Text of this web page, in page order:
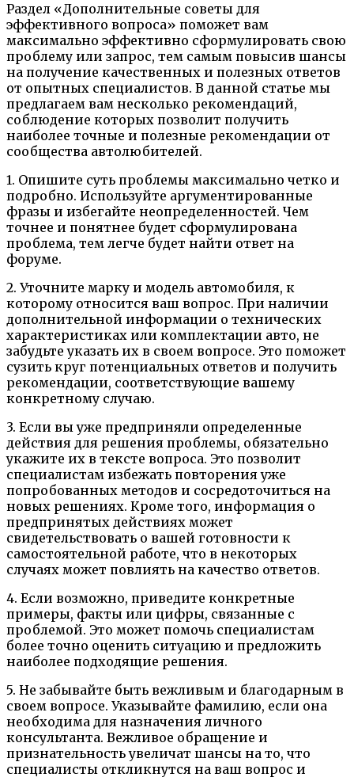
Раздел «Дополнительные советы для
эффективного вопроса» поможет вам
максимально эффективно сформулировать свою
проблему или запрос, тем самым повысив шансы
на получение качественных и полезных ответов
от опытных специалистов. В данной статье мы
предлагаем вам несколько рекомендаций,
соблюдение которых позволит получить
наиболее точные и полезные рекомендации от
сообщества автолюбителей.
1. Опишите суть проблемы максимально четко и
подробно. Используйте аргументированные
фразы и избегайте неопределенностей. Чем
точнее и понятнее будет сформулирована
проблема, тем легче будет найти ответ на
форуме.
2. Уточните марку и модель автомобиля, к
которому относится ваш вопрос. При наличии
дополнительной информации о технических
характеристиках или комплектации авто, не
забудьте указать их в своем вопросе. Это поможет
сузить круг потенциальных ответов и получить
рекомендации, соответствующие вашему
конкретному случаю.
3. Если вы уже предприняли определенные
действия для решения проблемы, обязательно
укажите их в тексте вопроса. Это позволит
специалистам избежать повторения уже
попробованных методов и сосредоточиться на
новых решениях. Кроме того, информация о
предпринятых действиях может
свидетельствовать о вашей готовности к
самостоятельной работе, что в некоторых
случаях может повлиять на качество ответов.
4. Если возможно, приведите конкретные
примеры, факты или цифры, связанные с
проблемой. Это может помочь специалистам
более точно оценить ситуацию и предложить
наиболее подходящие решения.
5. Не забывайте быть вежливым и благодарным в
своем вопросе. Указывайте фамилию, если она
необходима для назначения личного
консультанта. Вежливое обращение и
признательность увеличат шансы на то, что
специалисты откликнутся на ваш вопрос и